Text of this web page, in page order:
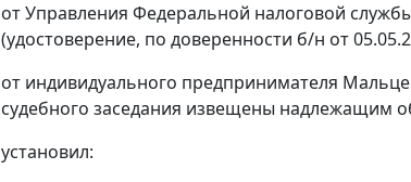
от Управления Федеральной налоговой
(удостоверение, по доверенности б/н от
от индивидуального предпринимателя
судебного заседания извещены надлежащим
установил: